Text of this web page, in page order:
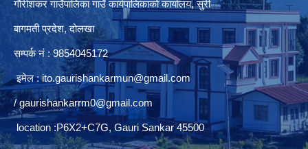
गौरीशंकर गाउँपालिका गाउँ कार्यपालिकाको कार्यालय, सुरी
बागमती प्रदेश, दोलखा
सम्पर्क नं : 9854045172
इमेल :ito.gaurishankarmun@gmail.com
/gaurishankarrm0@gmail.com
location :P6X2+C7G, Gauri Sankar 45500